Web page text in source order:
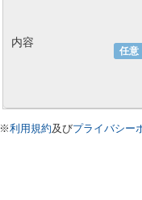
任意
内容
※利用規約及びプライバシー